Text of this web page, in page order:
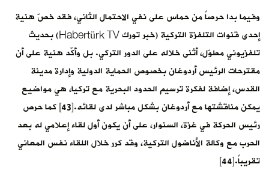
وفيما بدا حرصاً من حماس على نفي الاحتمال الثاني، فقد خصّ هنية
إحدى قنوات التلفزة التركية (خبر تورك Habertürk TV) بحديث
تلفزيوني مطوّل، أثنى خلاله على الدور التركي. بل وأكّد هنية على أن
مقترحات الرئيس أردوغان بخصوص الحماية الدولية وإدارة مدينة
القدس، إضافة لفكرة ترسيم الحدود البحرية مع تركيا، هي مواضيع
يمكن مناقشتها مع أردوغان بشكل مباشر لدى لقائه.[43] كما حرص
رئيس الحركة في غزة، السنوار، على أن يكون أول لقاء إعلامي له بعد
الحرب مع وكالة الأناضول التركية، وقد كرر خلال اللقاء نفس المعاني
تقريباً.[44]